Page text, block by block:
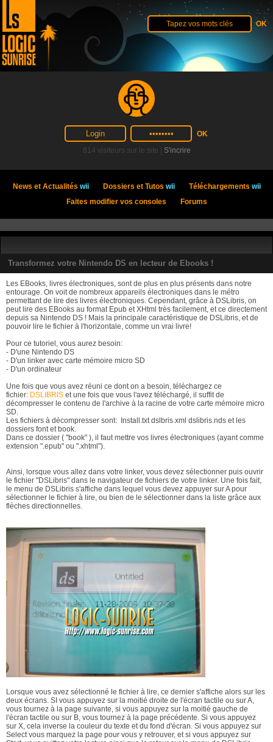
814 visiteurs sur le site | S'incrire
News et Actualités wii Dossiers et Tutos wii Téléchargements wii
Faites modifier vos consoles
Forums
Transformez votre Nintendo DS en lecteur de Ebooks !
Les EBooks, livres électroniques, sont de plus en plus présents dans notre
entourage. On voit de nombreux appareils électroniques dans le métro
permettant de lire des livres électroniques. Cependant, grâce à DSLibris, on
peut lire des EBooks au format Epub et XHtml très facilement, et ce directement
depuis sa Nintendo DS ! Mais la principale caractéristique de DSLibris, et de
pouvoir lire le fichier à l'horizontale, comme un vrai livre!
Pour ce tutoriel, vous aurez besoin:
- D'une Nintendo DS
- D'un linker avec carte mémoire micro SD
- D'un ordinateur
Une fois que vous avez réuni ce dont on a besoin, téléchargez ce
fichier: DSLIBRIS et une fois que vous l'avez téléchargé, il suffit de
décompresser le contenu de l'archive à la racine de votre carte mémoire micro
SD.
Les fichiers à décompresser sont: Install.txt dslbris.xml dslibris.nds et les
dossiers font et book.
Dans ce dossier ( "book" ), il faut mettre vos livres électroniques (ayant comme
extension ".epub" ou ".xhtml").
Ainsi, lorsque vous allez dans votre linker, vous devez sélectionner puis ouvrir
le fichier "DSLibris" dans le navigateur de fichiers de votre linker. Une fois fait,
le menu de DSLibris s'affiche dans lequel vous devez appuyer sur A pour
sélectionner le fichier à lire, ou bien de le sélectionner dans la liste grâce aux
flèches directionnelles.
Lorsque vous avez sélectionné le fichier à lire, ce dernier s'affiche alors sur les
deux écrans. SI vous appuyez sur la moitié droite de l'écran tactile ou sur A,
vous tournez à la page suivante, si vous appuyez sur la moitié gauche de
l'écran tactile ou sur B, vous tournez à la page précédente. Si vous appuyez
sur X, cela inverse la couleur du texte et du fond d'écran. Si vous appuyez sur
Select vous marquez la page pour vous y retrouver, et si vous appuyez sur